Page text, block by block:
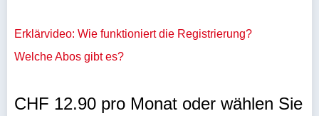
Erklärvideo: Wie funktioniert die Registrierung?
Welche Abos gibt es?
CHF 12.90 pro Monat oder wählen Sie